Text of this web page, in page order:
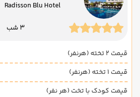
Radisson Blu Hotel
3 شب
قیمت 2 تخته (هرنفر)
قیمت 1 تخته (هرنفر)
قیمت کودک با تخت (هر نفر)